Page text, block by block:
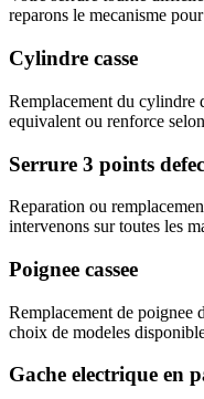
reparons le mecanisme
Cylindre casse
Remplacement du cylindre
equivalent ou renforce
Serrure 3 points
Reparation ou
intervenons sur toutes les
Poignee cassee
Remplacement de poignee
choix de modeles
Gache electrique en